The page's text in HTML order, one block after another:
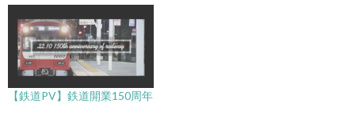
【鉄道PV】鉄道開業150周年